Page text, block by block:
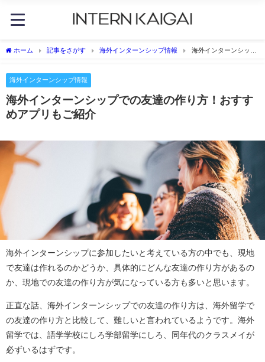
ホーム 記事をさがす 海外インターンシップ情報
海外インターンシップ
海外インターンシップ情報
海外インターンシップでの友達の作り方！おすす
めアプリもご紹介
海外インターンシップに参加したいと考えている方の中でも、現地
で友達は作れるのかどうか、具体的にどんな友達の作り方があるの
か、現地での友達の作り方が気になっている方も多いと思います。
正直な話、海外インターンシップでの友達の作り方は、海外留学で
の友達の作り方と比較して、難しいと言われているようです。海外
留学では、語学学校にしろ学部留学にしろ、同年代のクラスメイが
必ずいるはずです。